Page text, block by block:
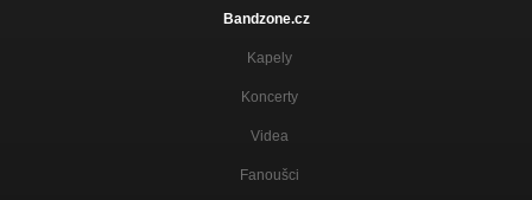
Bandzone.cz
Kapely
Koncerty
Videa
Fanoušci